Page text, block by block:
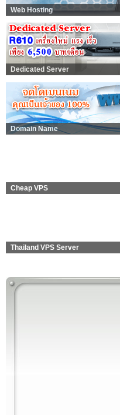
Web Hosting
Dedicated Server
Domain Name
Cheap VPS
Thailand VPS Server